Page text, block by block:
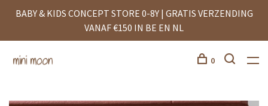
BABY & KIDS CONCEPT STORE 0-8Y | GRATIS VERZENDING
VANAF €150 IN BE EN NL
0